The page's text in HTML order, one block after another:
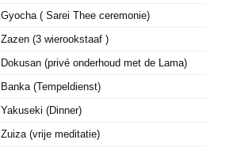
Gyocha ( Sarei Thee ceremonie)
Zazen (3 wierookstaaf )
Dokusan (privé onderhoud met de Lama)
Banka (Tempeldienst)
Yakuseki (Dinner)
Zuiza (vrije meditatie)